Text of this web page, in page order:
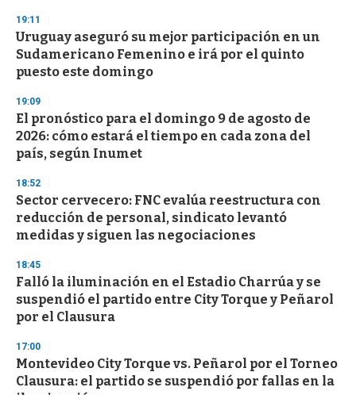
s
e
c
o
n
d
19:11
Uruguay aseguró su mejor participación en un
Sudamericano Femenino e irá por el quinto
puesto este domingo
19:09
El pronóstico para el domingo 9 de agosto de
2026: cómo estará el tiempo en cada zona del
país, según Inumet
18:52
Sector cervecero: FNC evalúa reestructura con
reducción de personal, sindicato levantó
medidas y siguen las negociaciones
18:45
Falló la iluminación en el Estadio Charrúa y se
suspendió el partido entre City Torque y Peñarol
por el Clausura
17:00
Montevideo City Torque vs. Peñarol por el Torneo
Clausura: el partido se suspendió por fallas en la